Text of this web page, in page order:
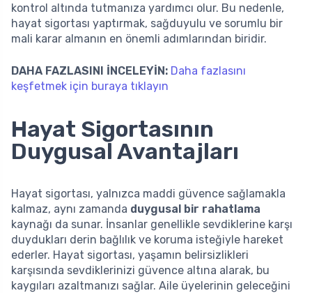
kontrol altında tutmanıza yardımcı olur. Bu nedenle,
hayat sigortası yaptırmak, sağduyulu ve sorumlu bir
mali karar almanın en önemli adımlarından biridir.
DAHA FAZLASINI İNCELEYİN: Daha fazlasını
keşfetmek için buraya tıklayın
Hayat Sigortasının
Duygusal Avantajları
Hayat sigortası, yalnızca maddi güvence sağlamakla
kalmaz, aynı zamanda duygusal bir rahatlama
kaynağı da sunar. İnsanlar genellikle sevdiklerine karşı
duydukları derin bağlılık ve koruma isteğiyle hareket
ederler. Hayat sigortası, yaşamın belirsizlikleri
karşısında sevdiklerinizi güvence altına alarak, bu
kaygıları azaltmanızı sağlar. Aile üyelerinin geleceğini